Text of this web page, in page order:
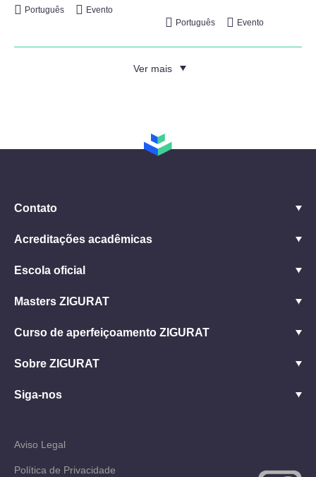
Português Evento
Português Evento
Ver mais
Contato
Acreditações acadêmicas
Escola oficial
Masters ZIGURAT
Curso de aperfeiçoamento ZIGURAT
Sobre ZIGURAT
Siga-nos
Aviso Legal
Política de Privacidade